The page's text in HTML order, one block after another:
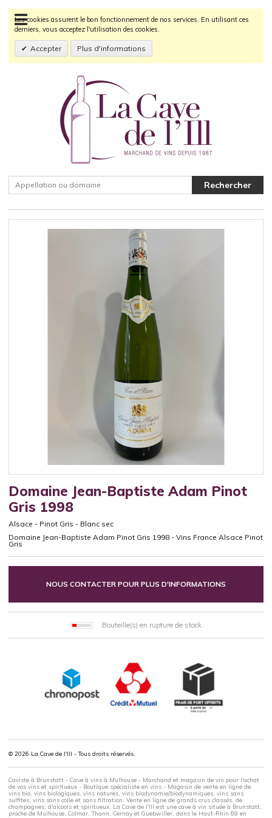
Les cookies assurent le bon fonctionnement de nos services. En utilisant ces
derniers, vous acceptez l'utilisation des cookies.
Accepter Plus d'informations
Domaine Jean-Baptiste Adam Pinot
Gris 1998
Alsace - Pinot Gris - Blanc sec
Domaine Jean-Baptiste Adam Pinot Gris 1998 - Vins France Alsace Pinot
Gris
NOUS CONTACTER POUR PLUS D'INFORMATIONS
Bouteille(s) en rupture de stock
© 2026 La Cave de l'Ill - Tous droits réservés.
Caviste à Brunstatt - Cave à vins à Mulhouse - Marchand et magasin de vin pour l'achat
de vos vins et spiritueux - Boutique spécialiste en vins - Magasin de vente en ligne de
vins bio, vins biologiques, vins natures, vins biodynamie/biodynamiques, vins sans
sulfites, vins sans colle et sans filtration. Vente en ligne de grands crus classés, de
champagnes, d'alcools et spiritueux. La Cave de l'Ill est une cave à vin située à Brunstatt,
proche de Mulhouse, Colmar, Thann, Cernay et Guebwiller, dans le Haut-Rhin 68 en